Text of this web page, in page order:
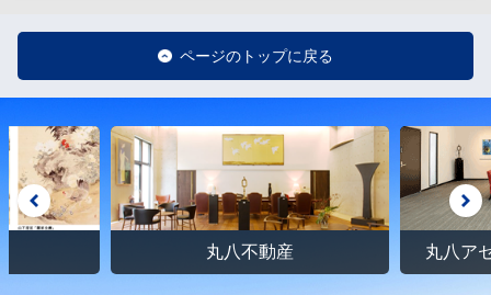
ページのトップに戻る
丸八不動産 丸八ア